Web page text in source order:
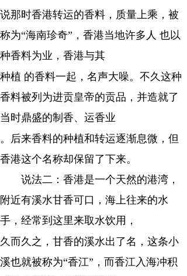
说那时香港转运的香料，质量上乘，被
称为“海南珍奇”，香港当地许多人 也以
种香料为业，香港与其
种植 的香料一起，名声大噪。不久这种
香料被列为进贡皇帝的贡品，并造就了
当时鼎盛的制香、运香业
。后来香料的种植和转运逐渐息微，但
香港这个名称却保留了下来。
说法二：香港是一个天然的港湾，
附近有溪水甘香可口，海上往来的水
手，经常到这里来取水饮用，
久而久之，甘香的溪水出了名，这条小
溪也就被称为“香江”，而香江入海冲积